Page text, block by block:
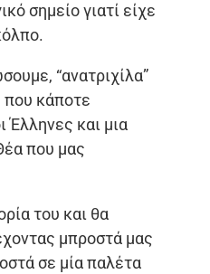
σημείο γιατί είχε
“ανατριχίλα”
κάποτε
Έλληνες και μια
που μας
του και θα
μπροστά μας
σε μία παλέτα